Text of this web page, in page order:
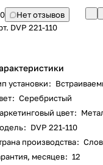
0
Нет отзывов
DVP 221-110
установки:
: Серебристый
цвет:
: DVP 221-110
производства:
месяцев: 12